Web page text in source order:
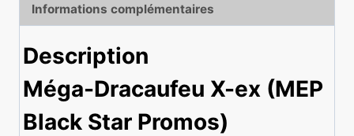
9,5
Informations complémentaires
Description
Méga-Dracaufeu X-ex (MEP
Black Star Promos)